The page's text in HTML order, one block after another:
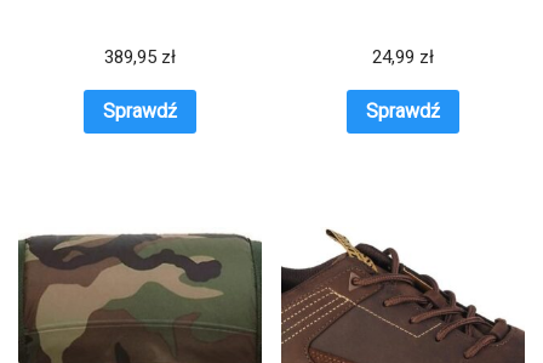
389,95 zł
Sprawdź
24,99 zł
Sprawdź